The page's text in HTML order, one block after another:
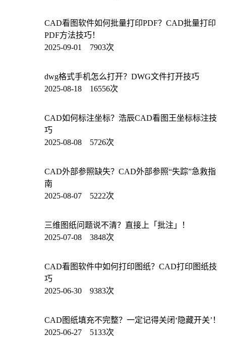
CAD看图软件如何批量打印PDF？CAD批量打印
PDF方法技巧！
2025-09-01 7903次
dwg格式手机怎么打开？DWG文件打开技巧
2025-08-18 16556次
CAD如何标注坐标？浩辰CAD看图王坐标标注技
巧
2025-08-08 5726次
CAD外部参照缺失？CAD外部参照“失踪”急救指
南
2025-08-07 5222次
三维图纸问题说不清？直接上「批注」！
2025-07-08 3848次
CAD看图软件中如何打印图纸？CAD打印图纸技
巧
2025-06-30 9383次
CAD图纸填充不完整？一定记得关闭‘隐藏开关’！
2025-06-27 5133次